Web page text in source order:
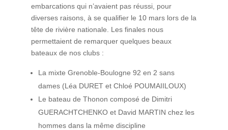
embarcations qui n’avaient pas réussi, pour
diverses raisons, à se qualifier le 10 mars lors de la
tête de rivière nationale. Les finales nous
permettaient de remarquer quelques beaux
bateaux de nos clubs :
La mixte Grenoble-Boulogne 92 en 2 sans
dames (Léa DURET et Chloé POUMAIILOUX)
Le bateau de Thonon composé de Dimitri
GUERACHTCHENKO et David MARTIN chez les
hommes dans la même discipline